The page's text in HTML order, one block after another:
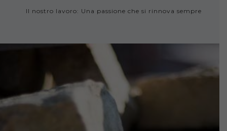
Il nostro lavoro: Una passione che si rinnova sempre